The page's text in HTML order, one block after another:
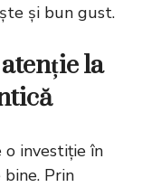
și bun gust.
la
investiție în
Prin